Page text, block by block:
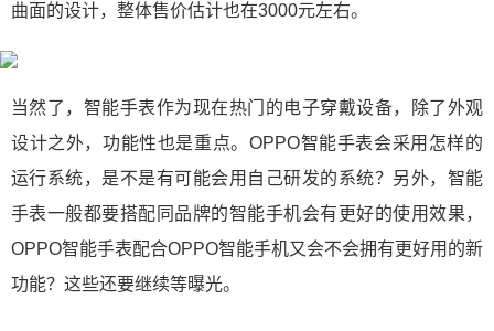
曲面的设计，整体售价估计也在3000元左右。
当然了，智能手表作为现在热门的电子穿戴设备，除了外观
设计之外，功能性也是重点。OPPO智能手表会采用怎样的
运行系统，是不是有可能会用自己研发的系统？另外，智能
手表一般都要搭配同品牌的智能手机会有更好的使用效果，
OPPO智能手表配合OPPO智能手机又会不会拥有更好用的新
功能？这些还要继续等曝光。